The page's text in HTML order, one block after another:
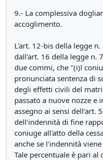
9.- La complessiva
accoglimento.
L'art. 12-bis della legge
dall'art. 16 della legge n.
due commi, che "(i)l
pronunciata sentenza di
degli effetti civili del
passato a nuove nozze e
assegno ai sensi dell'art.
dell'indennità di fine
coniuge all'atto della
anche se l'indennità
Tale percentuale è pari al